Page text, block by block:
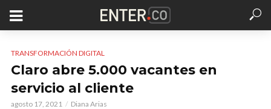
TRANSFORMACIÓN DIGITAL
Claro abre 5.000 vacantes en
servicio al cliente
agosto 17, 2021 Diana Arias